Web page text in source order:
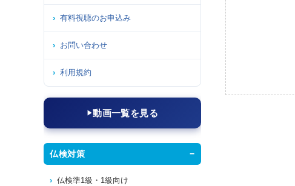
有料視聴のお申込み
お問い合わせ
利用規約
動画一覧を見る
仏検対策
仏検準1級・1級向け